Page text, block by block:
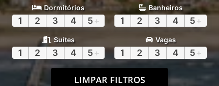
Dormitórios
1 2 3 4 5+
Banheiros
1 2 3 4 5+
Suítes
1 2 3 4 5+
Vagas
1 2 3 4 5+
LIMPAR FILTROS